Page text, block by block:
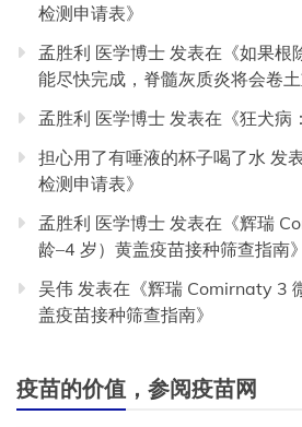
检测申请表》
孟胜利 医学博士 发表在《如果根
能尽快完成，脊髓灰质炎将会卷土
孟胜利 医学博士 发表在《狂犬病
担心用了有唾液的杯子喝了水 发
检测申请表》
孟胜利 医学博士 发表在《辉瑞
龄–4 岁）黄盖疫苗接种筛查指南》
吴伟 发表在《辉瑞 Comirnaty 3
盖疫苗接种筛查指南》
疫苗的价值，参阅疫苗网